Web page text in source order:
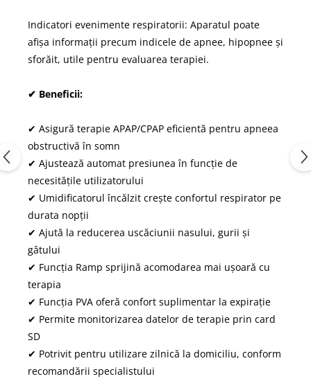
Indicatori evenimente respiratorii: Aparatul poate
afișa informații precum indicele de apnee, hipopnee și
sforăit, utile pentru evaluarea terapiei.
✔ Beneficii:
✔ Asigură terapie APAP/CPAP eficientă pentru apneea
obstructivă în somn
✔ Ajustează automat presiunea în funcție de
necesitățile utilizatorului
✔ Umidificatorul încălzit crește confortul respirator pe
durata nopții
✔ Ajută la reducerea uscăciunii nasului, gurii și
gâtului
✔ Funcția Ramp sprijină acomodarea mai ușoară cu
terapia
✔ Funcția PVA oferă confort suplimentar la expirație
✔ Permite monitorizarea datelor de terapie prin card
SD
✔ Potrivit pentru utilizare zilnică la domiciliu, conform
recomandării specialistului